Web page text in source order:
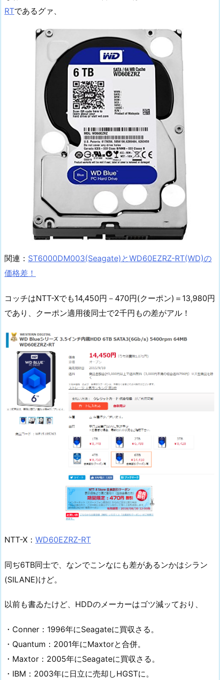
RTであるグァ、
関連： ST6000DM003(Seagate)とWD60EZRZ-RT(WD)の
価格差！
コッチはNTT-Xでも14,450円－470円(クーポン)＝13,980円
であり、クーポン適用後同士で2千円もの差がアル！
NTT-X： WD60EZRZ-RT
同ぢ6TB同士で、なンでこンなにも差があるンかはシラン
(SILANE)けど。
以前も書ゐたけど、HDDのメーカーはゴツ減ッており、
・Conner：1996年にSeagateに買収さる。
・Quantum：2001年にMaxtorと合併。
・Maxtor：2005年にSeagateに買収さる。
・IBM：2003年に日立に売却しHGSTに。